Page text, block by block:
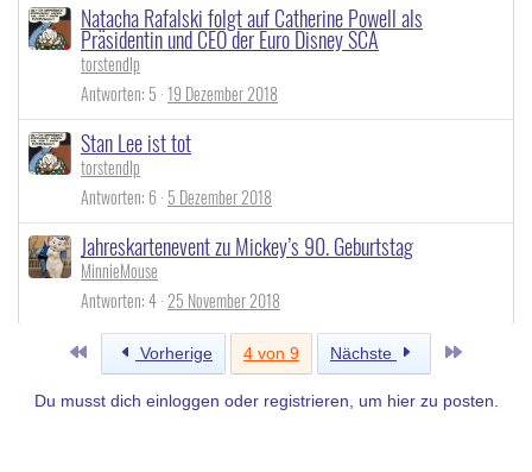
Natacha Rafalski folgt auf Catherine Powell als
Präsidentin und CEO der Euro Disney SCA
torstendlp
Antworten 5 19 Dezember 2018
Stan Lee ist tot
torstendlp
Antworten 6 5 Dezember 2018
Jahreskartenevent zu Mickey’s 90. Geburtstag
MinnieMouse
Antworten 4 25 November 2018
Erste Vorherige 4 von 9 Nächste
Du musst dich einloggen oder registrieren, um hier zu posten.